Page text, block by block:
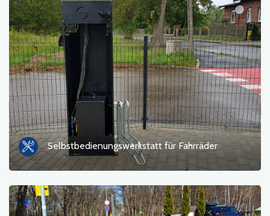
Selbstbedienungswerkstatt für Fahrräder
Achtung
Sehenswürdigkeiten
Gastronomie
Touristeninformation
Badebereiche
Kultur und Unterhaltung
Rastplatz